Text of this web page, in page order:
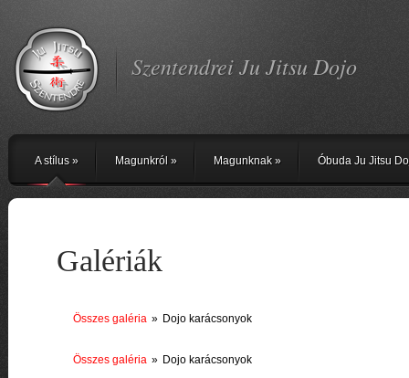
Szentendrei Ju Jitsu Dojo
A stílus» Magunkról » Magunknak» Óbuda Ju Jitsu
Galériák
Összes galéria » Dojo karácsonyok
Összes galéria » Dojo karácsonyok